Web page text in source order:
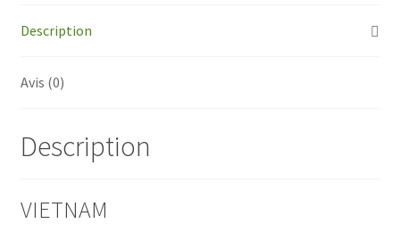
Description
Avis (0)
Description
VIETNAM